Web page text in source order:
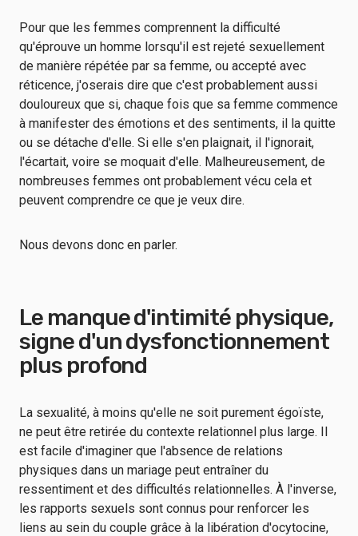
Pour que les femmes comprennent la difficulté
qu'éprouve un homme lorsqu'il est rejeté sexuellement
de manière répétée par sa femme, ou accepté avec
réticence, j'oserais dire que c'est probablement aussi
douloureux que si, chaque fois que sa femme commence
à manifester des émotions et des sentiments, il la quitte
ou se détache d'elle. Si elle s'en plaignait, il l'ignorait,
l'écartait, voire se moquait d'elle. Malheureusement, de
nombreuses femmes ont probablement vécu cela et
peuvent comprendre ce que je veux dire.
Nous devons donc en parler.
Le manque d'intimité physique,
signe d'un dysfonctionnement
plus profond
La sexualité, à moins qu'elle ne soit purement égoïste,
ne peut être retirée du contexte relationnel plus large. Il
est facile d'imaginer que l'absence de relations
physiques dans un mariage peut entraîner du
ressentiment et des difficultés relationnelles. À l'inverse,
les rapports sexuels sont connus pour renforcer les
liens au sein du couple grâce à la libération d'ocytocine,